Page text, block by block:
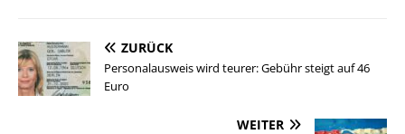
ZURÜCK
Personalausweis wird teurer: Gebühr steigt auf 46
Euro
WEITER